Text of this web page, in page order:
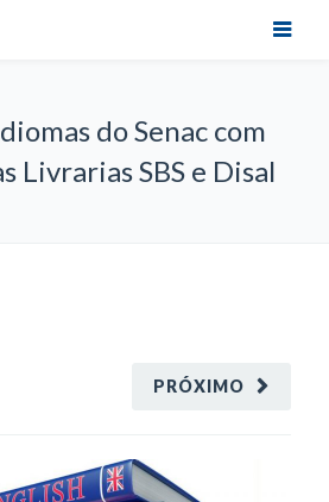
do Senac com
Livrarias SBS e Disal
PRÓXIMO